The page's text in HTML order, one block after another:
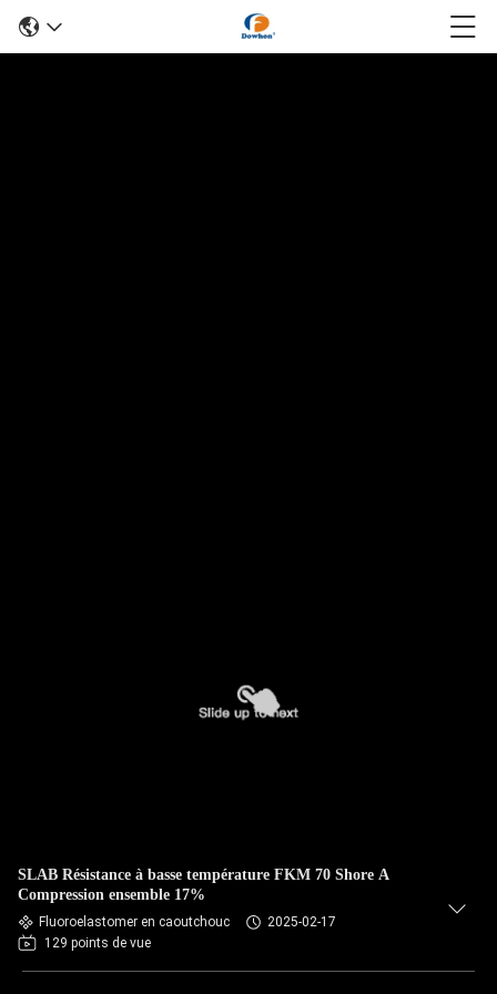
SLAB Résistance à basse température FKM 70 Shore A
Compression ensemble 17%
Fluoroelastomer en caoutchouc
2025-02-17
129 points de vue